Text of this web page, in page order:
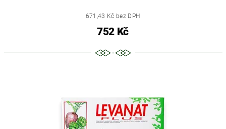
671,43 Kč bez DPH
752 Kč